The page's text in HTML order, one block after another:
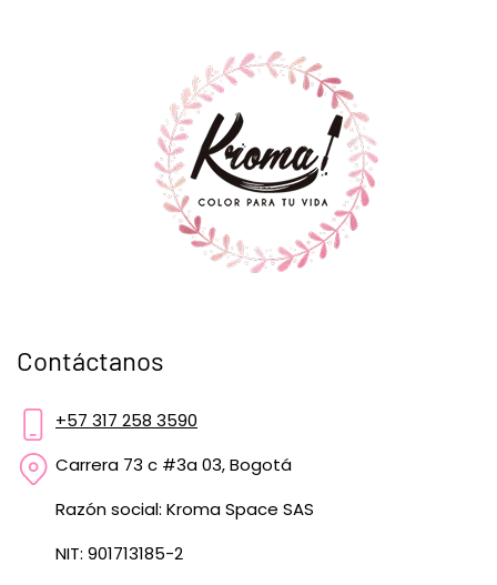
Contáctanos
+57 317 258 3590
Carrera 73 c #3a 03, Bogotá
Razón social: Kroma Space SAS
NIT: 901713185-2